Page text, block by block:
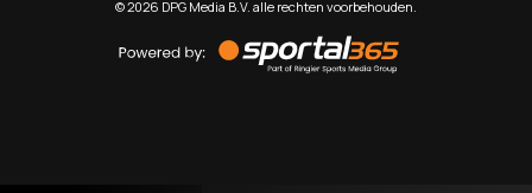
©2026 DPG Media B.V. alle rechten voorbehouden.
by
Sportal365